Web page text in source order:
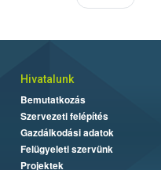
Hivatalunk
Bemutatkozás
Szervezeti felépítés
Gazdálkodási adatok
Felügyeleti szervünk
Projektek